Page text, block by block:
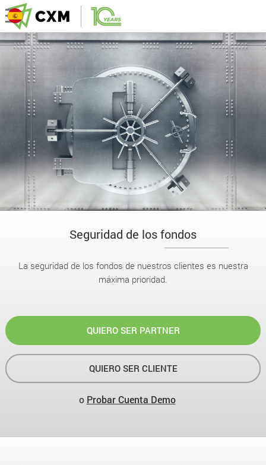
Seguridad de los fondos
La seguridad de los fondos de nuestros clientes es nuestra
máxima prioridad.
QUIERO SER PARTNER
QUIERO SER CLIENTE
o Probar Cuenta Demo